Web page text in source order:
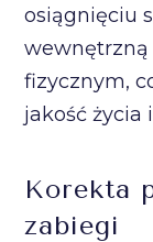
osiągnięciu
wewnętrzną
fizycznym,
jakość życia
Korekta
zabiegi